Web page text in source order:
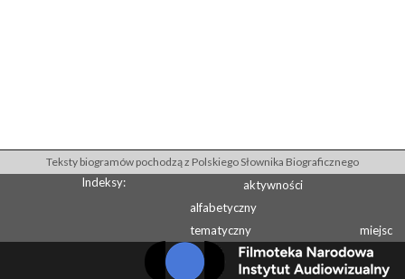
Teksty biogramów pochodzą z Polskiego Słownika Biograficznego
Indeksy:
aktywności
alfabetyczny
tematyczny
miejsc